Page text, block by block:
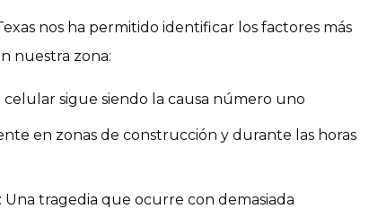
nos ha permitido identificar los factores más
nuestra zona:
sigue siendo la causa número uno
en zonas de construcción y durante las horas
tragedia que ocurre con demasiada